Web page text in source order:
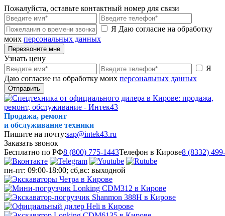
Пожалуйста, оставьте контактный номер для связи
Я Даю согласие на обработку
моих персональных данных
Перезвоните мне
Узнать цену
Я
Даю согласие на обработку моих персональных данных
Отправить
Продажа, ремонт
и обслуживание техники
Пишите на почту:sap@intek43.ru
Заказать звонок
Бесплатно по РФ8 (800) 775-1443Телефон в Кирове8 (8332)
пн-пт: 09:00-18:00; сб,вс: выходной